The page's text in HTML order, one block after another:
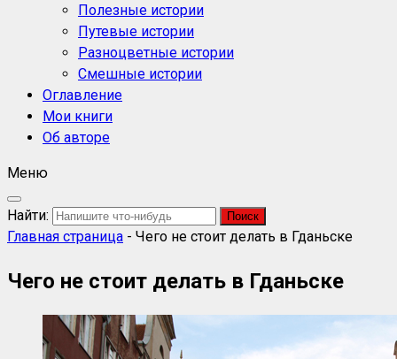
Полезные истории
Путевые истории
Разноцветные истории
Смешные истории
Оглавление
Мои книги
Об авторе
Меню
Найти:
Главная страница - Чего не стоит делать в Гданьске
Чего не стоит делать в Гданьске